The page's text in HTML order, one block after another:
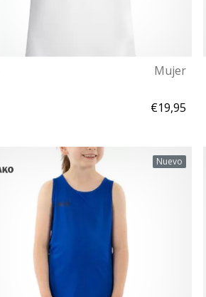
Mujer
€19,95
M Nuevo